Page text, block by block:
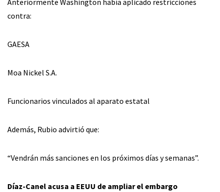
Anteriormente Washington había aplicado restricciones
contra:
GAESA
Moa Nickel S.A.
Funcionarios vinculados al aparato estatal
Además, Rubio advirtió que:
“Vendrán más sanciones en los próximos días y semanas”.
Díaz-Canel acusa a EEUU de ampliar el embargo